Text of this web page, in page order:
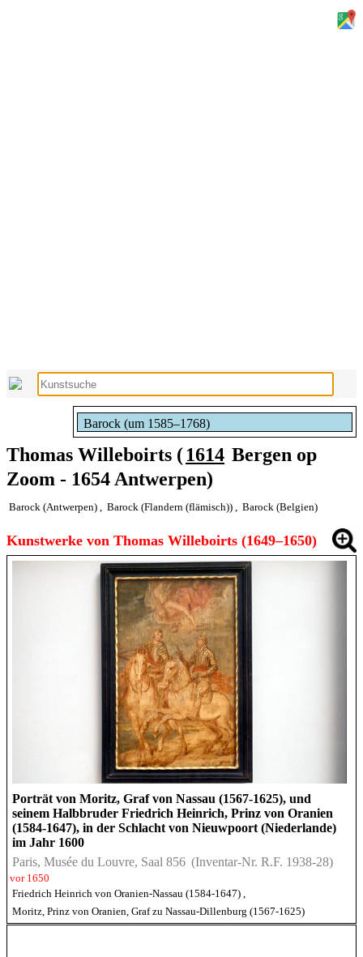
Barock (um 1585–1768)
Thomas Willeboirts (1614 Bergen op
Zoom - 1654 Antwerpen)
Barock (Antwerpen) , Barock (Flandern (flämisch)) , Barock (Belgien)
Kunstwerke von Thomas Willeboirts (1649–1650)
Porträt von Moritz, Graf von Nassau (1567-1625), und
seinem Halbbruder Friedrich Heinrich, Prinz von Oranien
(1584-1647), in der Schlacht von Nieuwpoort (Niederlande)
im Jahr 1600
Paris, Musée du Louvre, Saal 856 (Inventar-Nr. R.F. 1938-28)
vor 1650
Friedrich Heinrich von Oranien-Nassau (1584-1647) ,
Moritz, Prinz von Oranien, Graf zu Nassau-Dillenburg (1567-1625)